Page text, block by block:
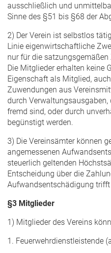
ausschließlich und
Sinne des §51 bis §68 der
2) Der Verein ist selbstlos
Linie eigenwirtschaftliche
nur für die
Die Mitglieder erhalten keine
Eigenschaft als Mitglied,
Zuwendungen aus
durch Verwaltungsausgaben,
fremd sind, oder durch
begünstigt werden.
3) Die Vereinsämter können
angemessenen
steuerlich geltenden
Entscheidung über die
Aufwandsentschädigung trifft
§3 Mitglieder
1) Mitglieder des Vereins
1. Feuerwehrdienstleistende